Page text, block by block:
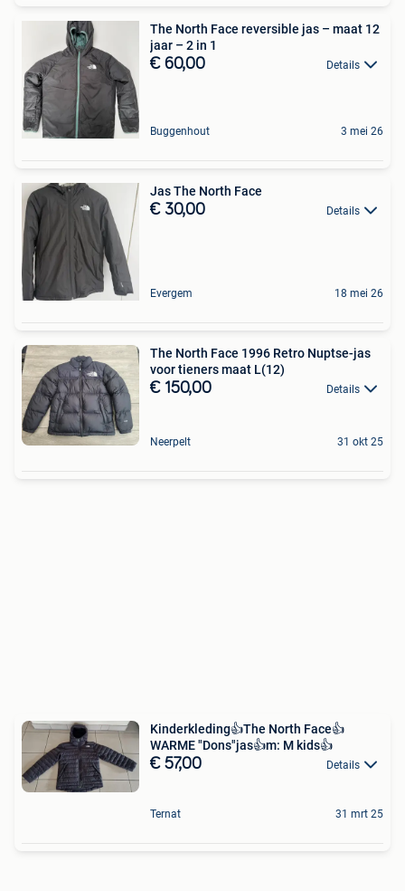
The North Face reversible jas – maat 12
jaar – 2 in 1
€ 60,00 Details
Buggenhout 3 mei 26
Jas The North Face
€ 30,00 Details
Evergem 18 mei 26
The North Face 1996 Retro Nuptse-jas
voor tieners maat L(12)
€ 150,00 Details
Neerpelt 31 okt 25
Kinderkleding👍The North Face👍
WARME "Dons"jas👍m: M kids👍
€ 57,00 Details
Ternat 31 mrt 25